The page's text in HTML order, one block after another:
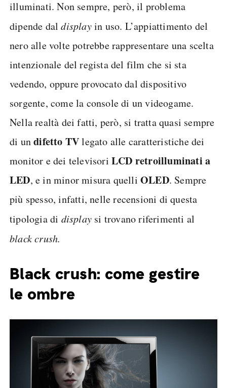
illuminati. Non sempre, però, il problema
dipende daldisplayin uso. L’appiattimento del
nero alle volte potrebbe rappresentare una scelta
intenzionale del regista del film che si sta
vedendo, oppure provocato dal dispositivo
sorgente, come la console di un videogame.
Nella realtà dei fatti, però, si tratta quasi sempre
di undifetto TVlegato alle caratteristiche dei
monitor e dei televisori LCD retroilluminati a
LED, e in minor misura quelliOLED. Sempre
più spesso, infatti, nelle recensioni di questa
tipologia di display si trovano riferimenti al
black crush.
Black crush: come gestire
le ombre